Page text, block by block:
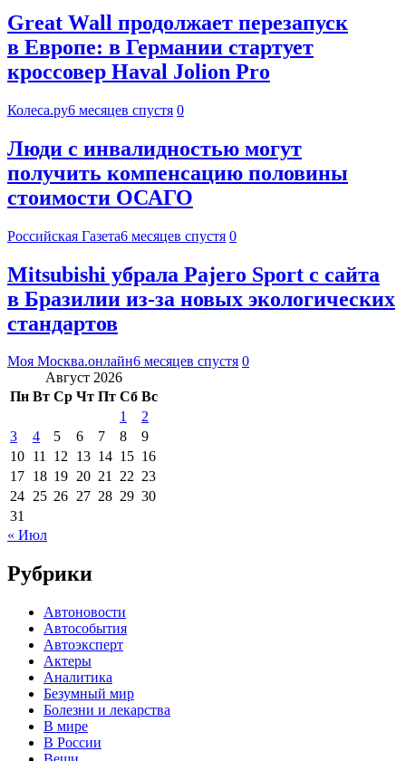
Great Wall продолжает перезапуск
в Европе: в Германии стартует
кроссовер Haval Jolion Pro
Колеса.ру6 месяцев спустя 0
Люди с инвалидностью могут
получить компенсацию половины
стоимости ОСАГО
Российская Газета6 месяцев спустя 0
Mitsubishi убрала Pajero Sport с сайта
в Бразилии из-за новых экологических
стандартов
Моя Москва.онлайн6 месяцев спустя 0
Август 2026
Пн Вт Ср Чт Пт Сб Вс
1
2
3
4 5 6 7 8
9
10 11 12 13 14 15 16
17 18 19 20 21 22 23
24 25 26 27 28 29 30
31
« Июл
Рубрики
Автоновости
Автособытия
Автоэксперт
Актеры
Аналитика
Безумный мир
Болезни и лекарства
В мире
В России